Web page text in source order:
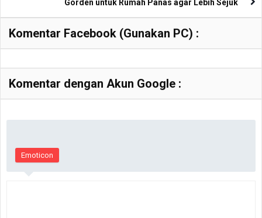
Gorden untuk Rumah Panas agar Lebih Sejuk
Komentar Facebook (Gunakan PC) :
Komentar dengan Akun Google :
Emoticon